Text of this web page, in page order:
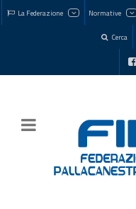
La Federazione Normative
Cerca